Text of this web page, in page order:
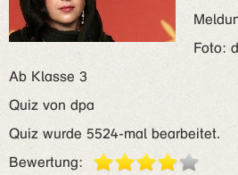
Foto:
Ab Klasse 3
Quiz von dpa
Quiz wurde 5524-mal bearbeitet.
Bewertung: